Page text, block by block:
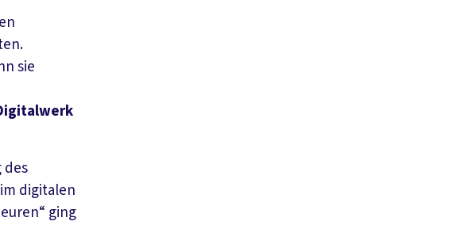
sie
des
digitalen
ging